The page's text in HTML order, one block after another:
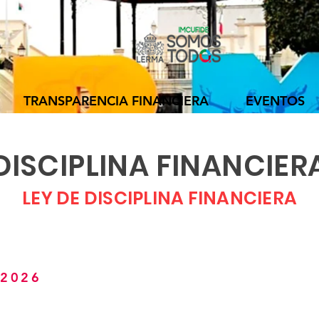
TRANSPARENCIA FINANCIERA EVENTOS
LEY DE DISCIPLINA FINANCIERA